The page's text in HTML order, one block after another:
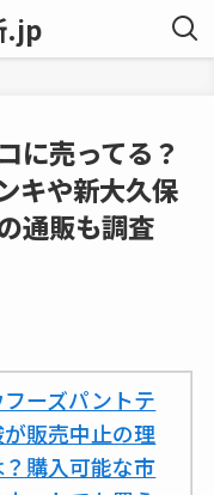
.jp
に売ってる？
キや新大久保
通販も調査
ーズパントテ
が販売中止の理
？購入可能な市